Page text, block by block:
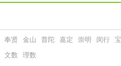
奉贤 金山 普陀 嘉定 崇明 闵行
文数 理数